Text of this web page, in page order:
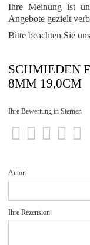
Ihre Meinung ist
Angebote gezielt
Bitte beachten Sie
SCHMIEDEN
8MM 19,0CM
Ihre Bewertung in Sternen
Autor:
Ihre Rezension: